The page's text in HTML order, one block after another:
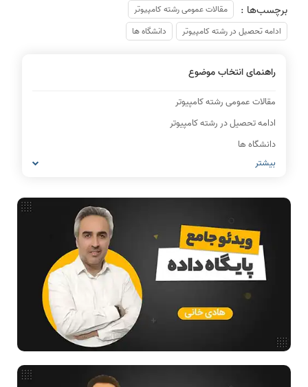
برچسب‌ها :
مقالات عمومی رشته کامپیوتر
ادامه تحصیل در رشته کامپیوتر
دانشگاه ها
راهنمای انتخاب موضوع
مقالات عمومی رشته کامپیوتر
ادامه تحصیل در رشته کامپیوتر
دانشگاه ها
IT
معماری کامپیوتر
ریاضیات گسسته
مدار منطقی
ساختمان داده
طراحی الگوریتم
بیشتر